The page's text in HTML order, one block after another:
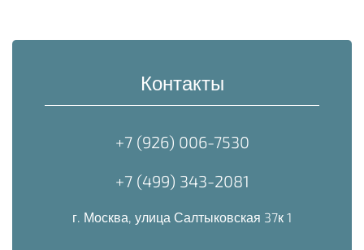
Контакты
+7 (926) 006-7530
+7 (499) 343-2081
г. Москва, улица Салтыковская 37к 1